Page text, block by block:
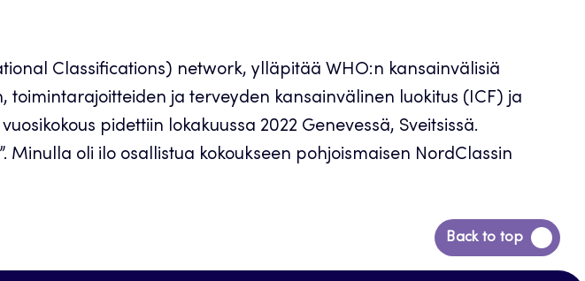
Classifications) network, ylläpitää WHO:n kansainvälisiä
toimintarajoitteiden ja terveyden kansainvälinen luokitus (ICF) ja
pidettiin lokakuussa 2022 Genevessä, Sveitsissä.
Minulla oli ilo osallistua kokoukseen pohjoismaisen NordClassin
Back to top
Siirry
takaisin